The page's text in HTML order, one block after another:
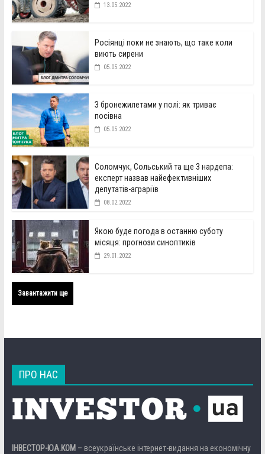
13.05.2022
Росіянці поки не знають, що таке коли
виють сирени
05.05.2022
З бронежилетами у полі: як триває
посівна
05.05.2022
Соломчук, Сольський та ще 3 нардепа:
експерт назвав найефективніших
депутатів-аграріїв
08.02.2022
Якою буде погода в останню суботу
місяця: прогнози синоптиків
29.01.2022
Завантажити ще
ПРО НАС
ІНВЕСТОР-ЮА.КОМ – всеукраїнське інтернет-видання на економічну